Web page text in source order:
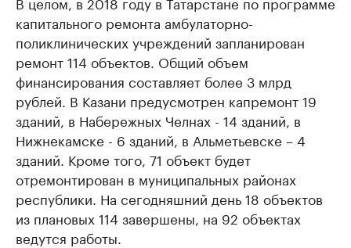
капитального ремонта амбулаторно-
поликлинических учреждений запланирован
ремонт 114 объектов. Общий объем
финансирования составляет более 3 млрд
рублей. В Казани предусмотрен капремонт 19
зданий, в Набережных Челнах - 14 зданий, в
Нижнекамске - 6 зданий, в Альметьевске – 4
зданий. Кроме того, 71 объект будет
отремонтирован в муниципальных районах
республики. На сегодняшний день 18 объектов
из плановых 114 завершены, на 92 объектах
ведутся работы.